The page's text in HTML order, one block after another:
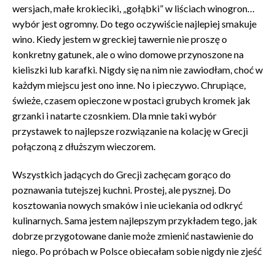
wersjach, małe krokieciki, „gołąbki” w liściach winogron…
wybór jest ogromny. Do tego oczywiście najlepiej smakuje
wino. Kiedy jestem w greckiej tawernie nie proszę o
konkretny gatunek, ale o wino domowe przynoszone na
kieliszki lub karafki. Nigdy się na nim nie zawiodłam, choć w
każdym miejscu jest ono inne. No i pieczywo. Chrupiące,
świeże, czasem opieczone w postaci grubych kromek jak
grzanki i natarte czosnkiem. Dla mnie taki wybór
przystawek to najlepsze rozwiązanie na kolację w Grecji
połączoną z dłuższym wieczorem.
Wszystkich jadących do Grecji zachęcam gorąco do
poznawania tutejszej kuchni. Prostej, ale pysznej. Do
kosztowania nowych smaków i nie uciekania od odkryć
kulinarnych. Sama jestem najlepszym przykładem tego, jak
dobrze przygotowane danie może zmienić nastawienie do
niego. Po próbach w Polsce obiecałam sobie nigdy nie zjeść